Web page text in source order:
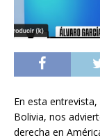
En esta
Bolivia, nos
derecha en